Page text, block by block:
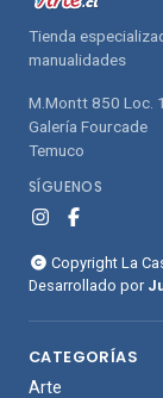
Tienda
manualidades
M.Montt 850 Loc.
Galería Fourcade
Temuco
SÍGUENOS
Copyright La
Desarrollado por
CATEGORÍAS
Arte